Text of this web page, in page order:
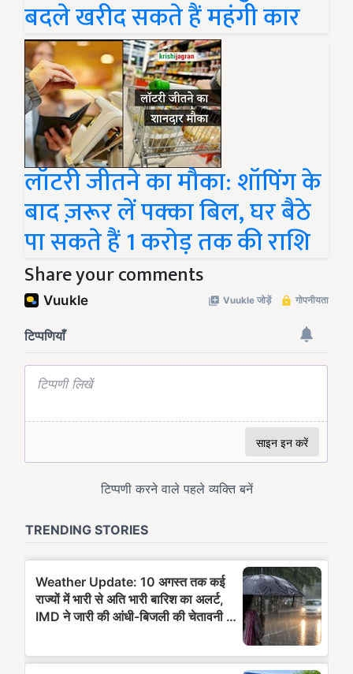
बदले खरीद सकते हैं महंगी कार
लॉटरी जीतने का मौका: शॉपिंग के
बाद ज़रूर लें पक्का बिल, घर बैठे
पा सकते हैं 1 करोड़ तक की राशि
Share your comments